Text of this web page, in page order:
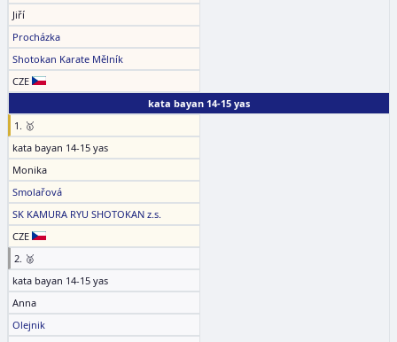
Jiří
Procházka
Shotokan Karate Mělník
CZE
kata bayan 14-15 yas
1. 🥇
kata bayan 14-15 yas
Monika
Smolařová
SK KAMURA RYU SHOTOKAN z.s.
CZE
2. 🥈
kata bayan 14-15 yas
Anna
Olejnik